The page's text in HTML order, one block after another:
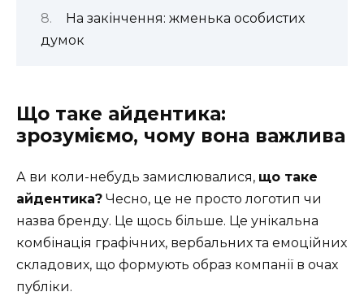
На закінчення: жменька особистих
думок
Що таке айдентика:
зрозуміємо, чому вона важлива
А ви коли-небудь замислювалися, що таке
айдентика? Чесно, це не просто логотип чи
назва бренду. Це щось більше. Це унікальна
комбінація графічних, вербальних та емоційних
складових, що формують образ компанії в очах
публіки.